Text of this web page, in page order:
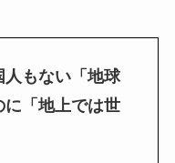
人もない「地球
に「地上では世